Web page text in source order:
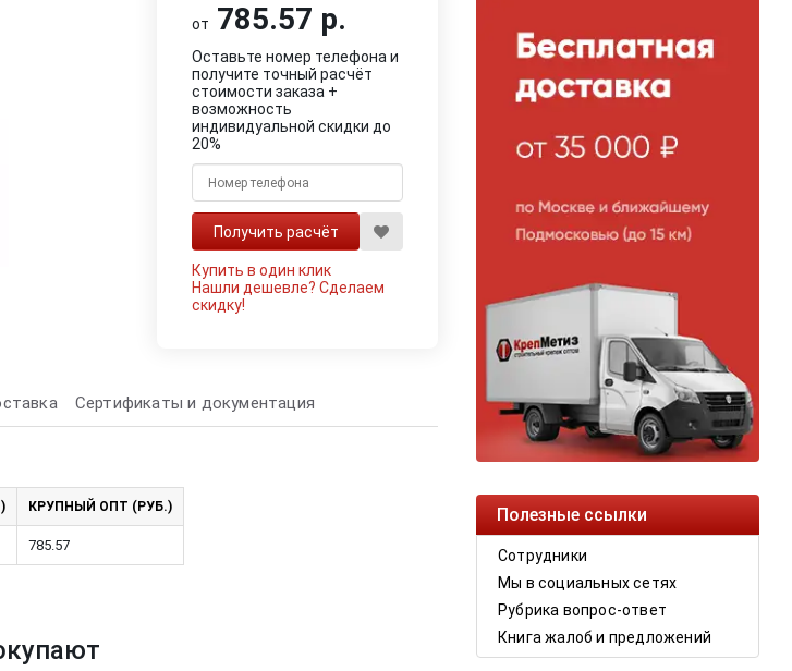
крепеж
Полезные ссылки
Сотрудники
Мы в социальных сетях
Рубрика вопрос-ответ
Книга жалоб и предложений
от 785.57 р.
Оставьте номер телефона и
получите точный расчёт
стоимости заказа +
возможность
индивидуальной скидки до
20%
Купить в один клик
Нашли дешевле?Сделаем
скидку!
Сертификаты и документация
КРУПНЫЙ ОПТ (РУБ.)
785.57